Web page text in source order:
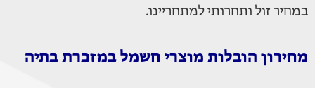
במחיר זול ותחרותי למתחריינו.
מחירון הובלות מוצרי חשמל במזכרת בתיה